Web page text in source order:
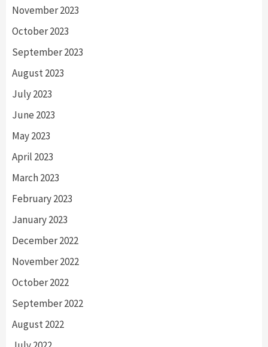
November 2023
October 2023
September 2023
August 2023
July 2023
June 2023
May 2023
April 2023
March 2023
February 2023
January 2023
December 2022
November 2022
October 2022
September 2022
August 2022